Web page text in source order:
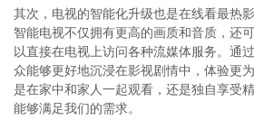
其次，电视的智能化升级也是在线看最热
智能电视不仅拥有更高的画质和音质，还
以直接在电视上访问各种流媒体服务。通
众能够更好地沉浸在影视剧情中，体验更
是在家中和家人一起观看，还是独自享受
能够满足我们的需求。